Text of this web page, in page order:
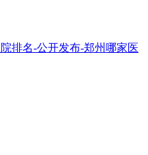
排名-公开发布-郑州哪家医